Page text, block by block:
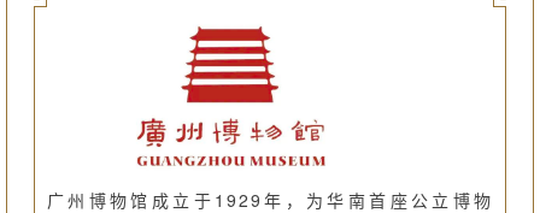
广州博物馆成立于1929年，为华南首座公立博物